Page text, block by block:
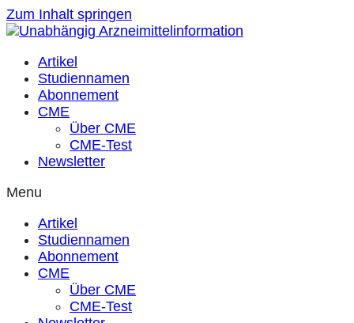
Zum Inhalt springen
Artikel
Studiennamen
Abonnement
CME
Über CME
CME-Test
Newsletter
Menu
Artikel
Studiennamen
Abonnement
CME
Über CME
CME-Test